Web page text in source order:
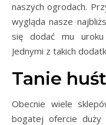
naszych ogrodach.
wygląda nasze
się dodać mu
Jednymi z takich
Tanie
Obecnie wiele
bogatej ofercie duży